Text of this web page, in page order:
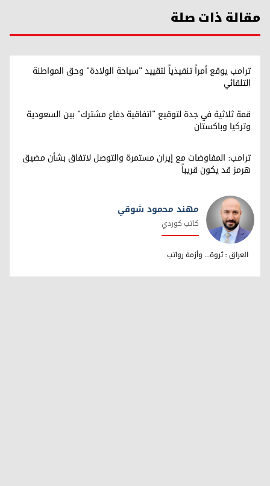
مقالة ذات صلة
ترامب يوقع أمراً تنفيذياً لتقييد "سياحة الولادة" وحق المواطنة
التلقائي
قمة ثلاثية في جدة لتوقيع "اتفاقية دفاع مشترك" بين السعودية
وتركيا وباكستان
ترامب: المفاوضات مع إيران مستمرة والتوصل لاتفاق بشأن مضيق
هرمز قد يكون قريباً
مهند محمود شوقي
مهند محمود شوقي
كاتب كوردي
العراق : ثروة... وأزمة رواتب